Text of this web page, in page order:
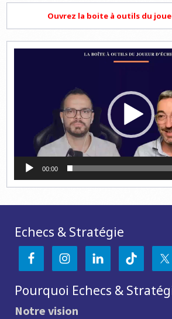
Ouvrez la boite à outils du
00:00
Echecs & Stratégie
Pourquoi Echecs &
Notre vision